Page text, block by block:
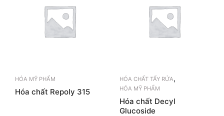
HÓA MỸ PHẨM
Hóa chất Repoly 315
HÓA CHẤT TẨY RỬA,
HÓA MỸ PHẨM
Hóa chất Decyl
Glucoside